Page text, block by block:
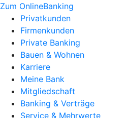
Zum OnlineBanking
Privatkunden
Firmenkunden
Private Banking
Bauen & Wohnen
Karriere
Meine Bank
Mitgliedschaft
Banking & Verträge
Service & Mehrwerte